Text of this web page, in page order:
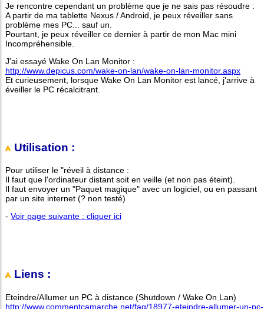
Je rencontre cependant un problème que je ne sais pas résoudre :
A partir de ma tablette Nexus / Android, je peux réveiller sans
problème mes PC... sauf un.
Pourtant, je peux réveiller ce dernier à partir de mon Mac mini
Incompréhensible.
J'ai essayé Wake On Lan Monitor :
http://www.depicus.com/wake-on-lan/wake-on-lan-monitor.aspx
Et curieusement, lorsque Wake On Lan Monitor est lancé, j'arrive à
éveiller le PC récalcitrant.
Utilisation :
Pour utiliser le "réveil à distance :
Il faut que l'ordinateur distant soit en veille (et non pas éteint).
Il faut envoyer un "Paquet magique" avec un logiciel, ou en passant
par un site internet (? non testé)
- Voir page suivante : cliquer ici
Liens :
Eteindre/Allumer un PC à distance (Shutdown / Wake On Lan)
http://www.commentcamarche.net/faq/18977-eteindre-allumer-un-pc-